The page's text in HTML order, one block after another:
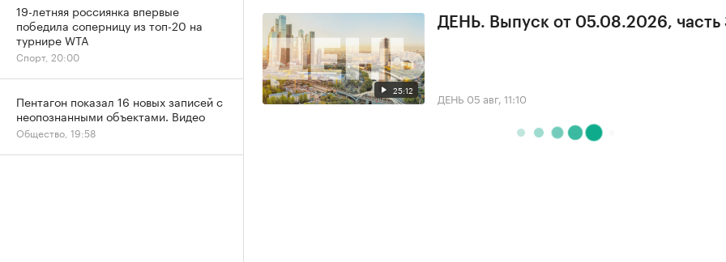
25:12
ДЕНЬ. Выпуск от 05.08.2026, часть
ДЕНЬ 05 авг, 11:10
19-летняя россиянка впервые
победила соперницу из топ-20 на
турнире WTA
Спорт, 20:00
Пентагон показал 16 новых записей с
неопознанными объектами. Видео
Общество, 19:58